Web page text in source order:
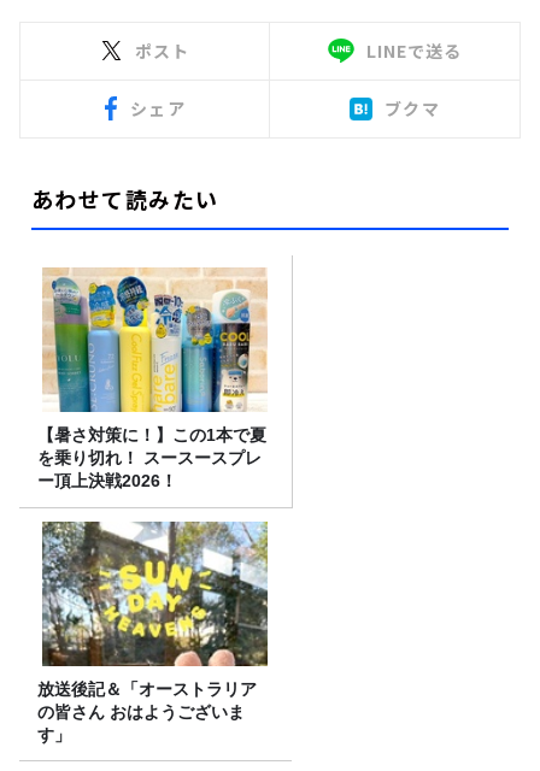
ポスト LINEで送る
シェア ブクマ
あわせて読みたい
【暑さ対策に！】この1本で夏
を乗り切れ！ スースースプレ
ー頂上決戦2026！
放送後記＆「オーストラリア
の皆さん おはようございま
す」